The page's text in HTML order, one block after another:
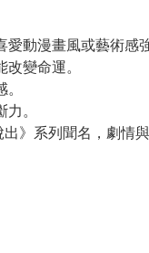
動漫畫風或藝術感
變命運。
。
》系列聞名，劇情